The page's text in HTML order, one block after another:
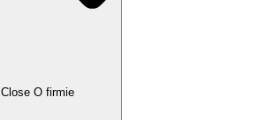
Close O firmie